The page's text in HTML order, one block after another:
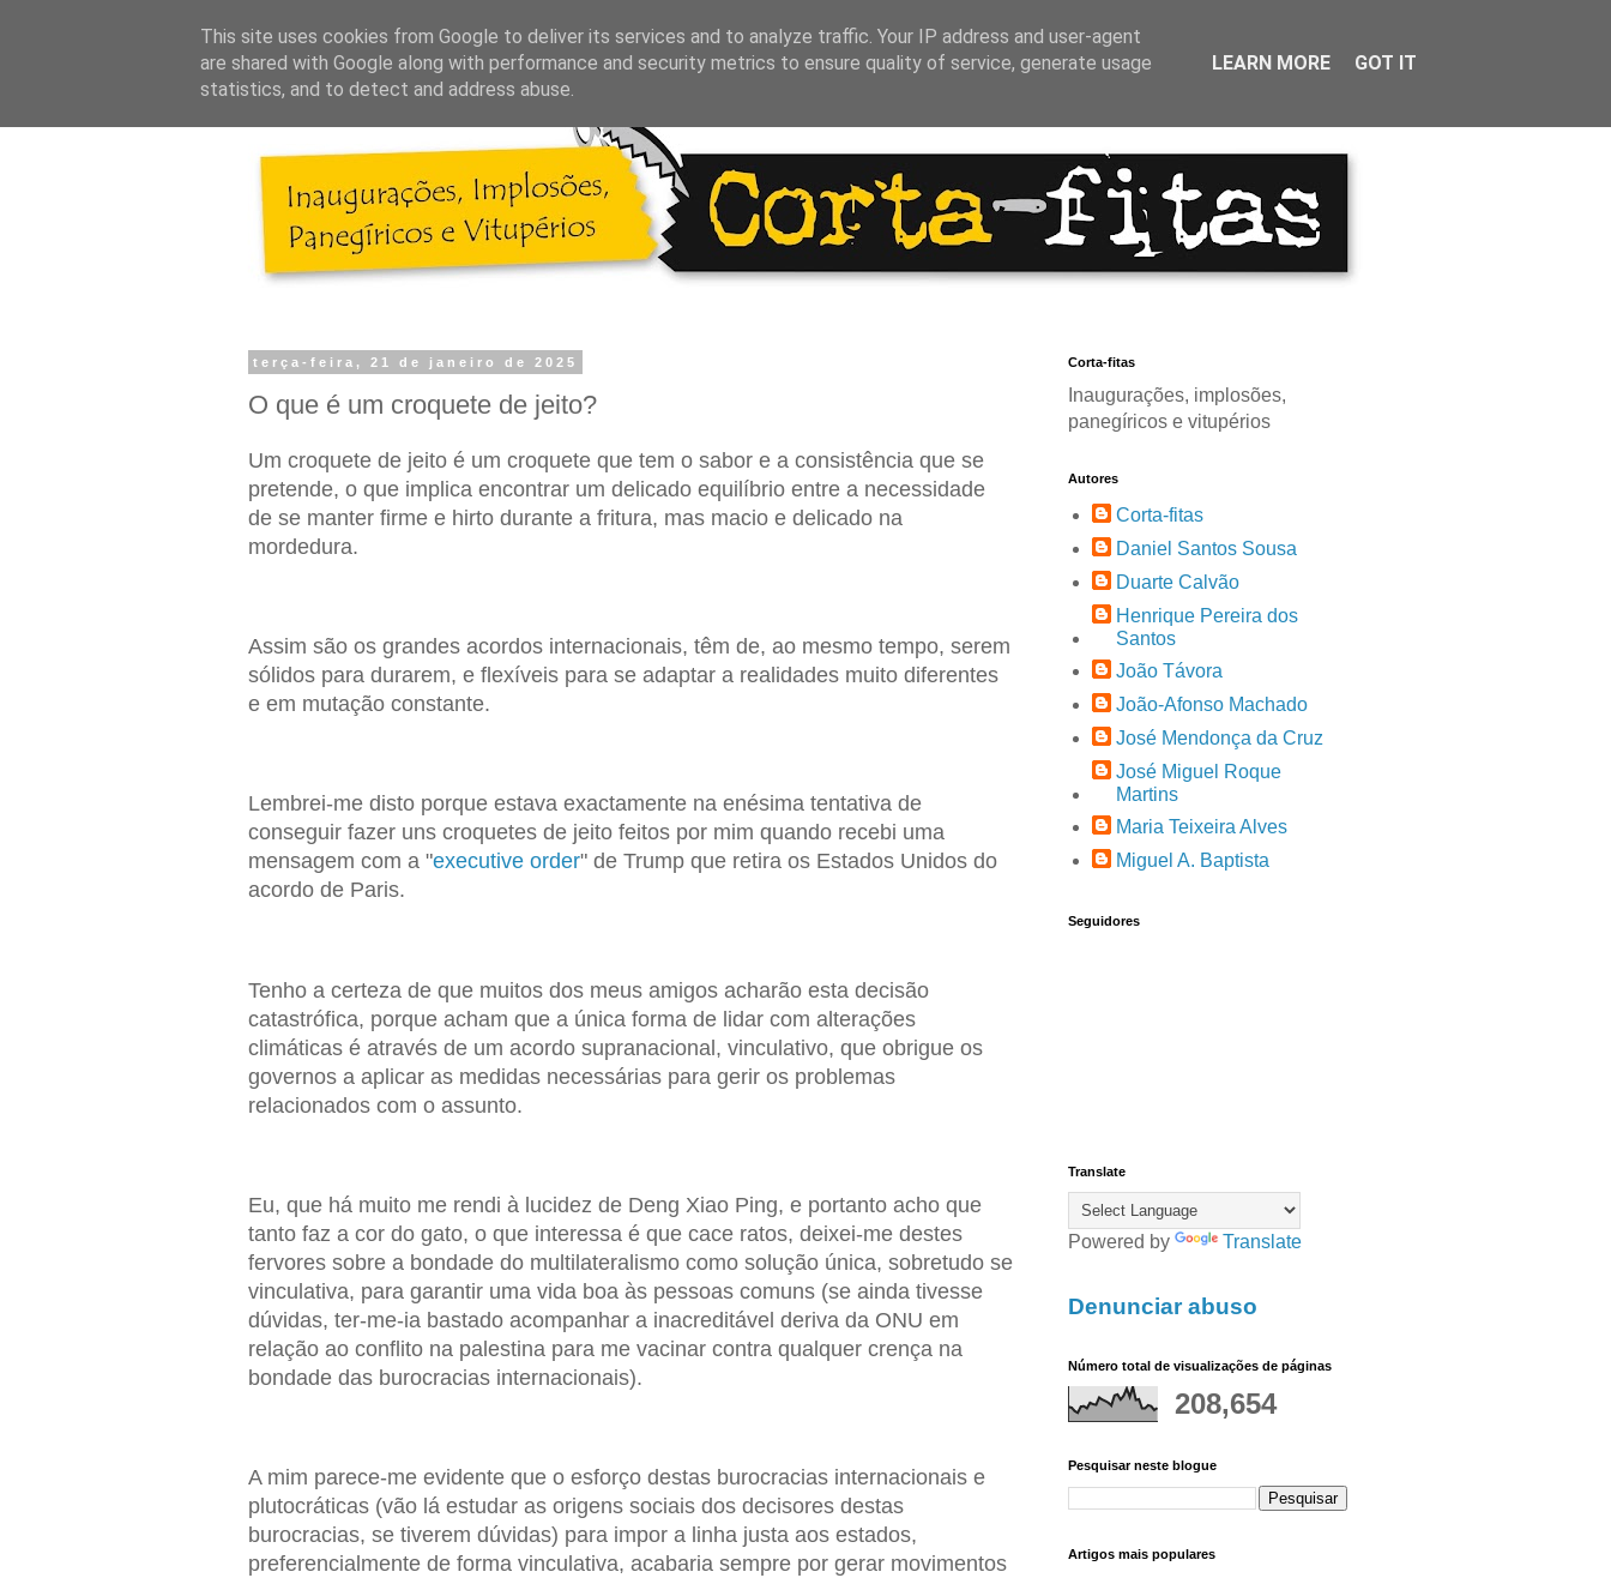
terça-feira, 21 de janeiro de 2025
O que é um croquete de jeito?
Um croquete de jeito é um croquete que tem o sabor e a consistência que se
pretende, o que implica encontrar um delicado equilíbrio entre a necessidade
de se manter firme e hirto durante a fritura, mas macio e delicado na
mordedura.
Assim são os grandes acordos internacionais, têm de, ao mesmo tempo, serem
sólidos para durarem, e flexíveis para se adaptar a realidades muito diferentes
e em mutação constante.
Lembrei-me disto porque estava exactamente na enésima tentativa de
conseguir fazer uns croquetes de jeito feitos por mim quando recebi uma
mensagem com a "executive order" de Trump que retira os Estados Unidos do
acordo de Paris.
Tenho a certeza de que muitos dos meus amigos acharão esta decisão
catastrófica, porque acham que a única forma de lidar com alterações
climáticas é através de um acordo supranacional, vinculativo, que obrigue os
governos a aplicar as medidas necessárias para gerir os problemas
relacionados com o assunto.
Eu, que há muito me rendi à lucidez de Deng Xiao Ping, e portanto acho que
tanto faz a cor do gato, o que interessa é que cace ratos, deixei-me destes
fervores sobre a bondade do multilateralismo como solução única, sobretudo se
vinculativa, para garantir uma vida boa às pessoas comuns (se ainda tivesse
dúvidas, ter-me-ia bastado acompanhar a inacreditável deriva da ONU em
relação ao conflito na palestina para me vacinar contra qualquer crença na
bondade das burocracias internacionais).
A mim parece-me evidente que o esforço destas burocracias internacionais e
plutocráticas (vão lá estudar as origens sociais dos decisores destas
burocracias, se tiverem dúvidas) para impor a linha justa aos estados,
preferencialmente de forma vinculativa, acabaria sempre por gerar movimentos
Corta-fitas
Inaugurações, implosões,
panegíricos e vitupérios
Autores
Corta-fitas
Daniel Santos Sousa
Duarte Calvão
Henrique Pereira dos
Santos
João Távora
João-Afonso Machado
José Mendonça da Cruz
José Miguel Roque
Martins
Maria Teixeira Alves
Miguel A. Baptista
Seguidores
Translate
Powered by Translate
Denunciar abuso
Número total de visualizações de páginas
208,654
Pesquisar neste blogue
Artigos mais populares
This site uses cookies from Google to deliver its services and to analyze traffic. Your IP address and user-agent
are shared with Google along with performance and security metrics to ensure quality of service, generate usage
statistics, and to detect and address abuse.
LEARN MORE GOT IT